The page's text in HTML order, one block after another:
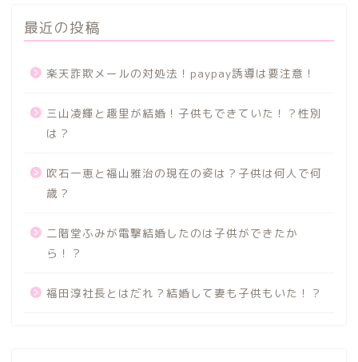
最近の投稿
楽天詐欺メールの対処法！paypay誘導は要注意！
三山凌輝と趣里が結婚！子供もできていた！？性別
は？
吹石一恵と福山雅治の現在の姿は？子供は何人で何
歳？
二階堂ふみが電撃結婚したのは子供ができたか
ら！？
福田淳社長とはだれ？結婚して妻も子供もいた！？